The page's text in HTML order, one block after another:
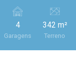
em 04 pavimentos.
conta com um amplo
no qual esta
4
Garagens
342 m²
Terreno